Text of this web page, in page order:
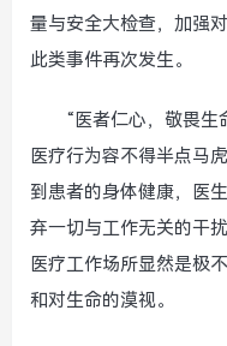
量与安全大检查，加强
此类事件再次发生。
“医者仁心，敬畏生
医疗行为容不得半点马
到患者的身体健康，医
弃一切与工作无关的干
医疗工作场所显然是极
和对生命的漠视。